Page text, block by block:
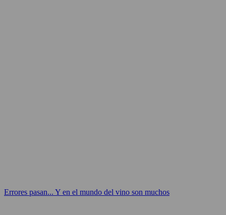
Errores pasan... Y en el mundo del vino son muchos